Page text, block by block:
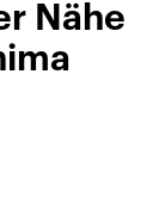
Nähe